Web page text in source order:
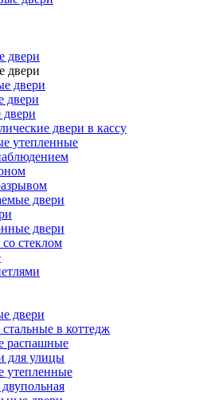
двери
двери
двери
двери
двери
двери в кассу
утепленные
двери
двери
стеклом
двери
в коттедж
распашные
для улицы
утепленные